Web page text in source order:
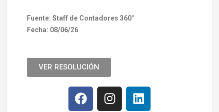
Fuente: Staff de Contadores 360°
Fecha: 08/06/26
VER RESOLUCIÓN